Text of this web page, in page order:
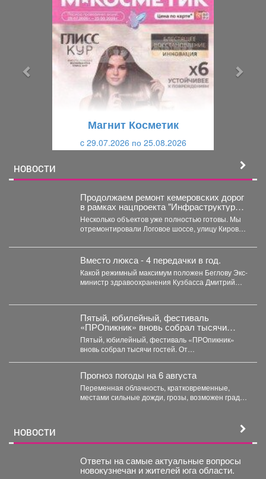
Магнит Косметик
c 29.07.2026 по 25.08.2026
НОВОСТИ
Продолжаем ремонт кемеровских дорог
в рамках нацпроекта "Инфраструктура
для жизни"
Несколько объектов уже полностью готовы. Мы
отремонтировали Логовое шоссе, улицу Кирова
Вместо люкса - 4 передачки в год.
Какой режимный максимум положен Беглову Экс-
министр здравоохранения Кузбасса Дмитрий
Пятый, юбилейный, фестиваль
«ПРОпикник» вновь собрал тысячи
гостей.
Пятый, юбилейный, фестиваль «ПРОпикник»
вновь собрал тысячи гостей. От
Прогноз погоды на 6 августа
Переменная облачность, кратковременные,
местами сильные дожди, грозы, возможен град.
НОВОСТИ
Ответы на самые актуальные вопросы
новокузнечан и жителей юга области.